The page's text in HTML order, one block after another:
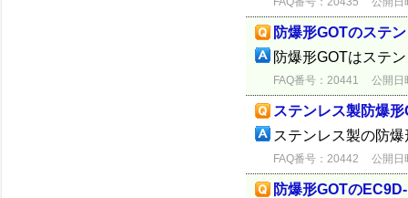
防爆形GOTのステ
防爆形GOTはステ
FAQ番号：20441 公開日
ステンレス製防爆
ステンレス製の防
FAQ番号：20442 公開日
防爆形GOTの